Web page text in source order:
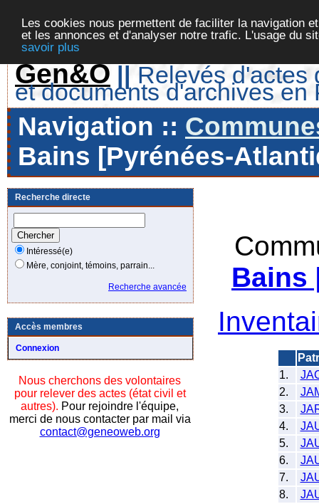
Les cookies nous permettent de faciliter la navigation
et les annonces et d'analyser notre trafic. L'usage du
savoir plus
Gen&O || Relevés d'actes
et documents d'archives en
Navigation ::
Bains [Pyrénées-
Recherche directe
Intéressé(e)
Mère, conjoint, témoins, parrain...
Recherche avancée
Accès membres
Connexion
Nous cherchons des volontaires
pour relever des actes (état civil et
autres). Pour rejoindre l'équipe,
merci de nous contacter par mail via
contact@geneoweb.org
Bains
1.
2.
3.
4.
5.
6.
7.
8.